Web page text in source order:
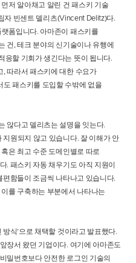
저 알아채고 알린 건 패스키 기술
자 빈센트 델리츠(Vincent Delitz)다.
폼입니다. 아마존이 패스키를
건, 테크 분야의 신기술이나 유행에
응할 기회가 생긴다는 뜻이 됩니다.
따라서 패스키에 대한 수요가
패스키를 도입할 수밖에 없을
않다고 델리츠는 설명을 잇는다.
원되지 않고 있습니다. 잘 이해가 안
은 최고 수준 도메인별로 따로
. 패스키 자동 채우기도 아직 지원이
함들이 조금씩 나타나고 있습니다.
를 구축하는 부분에서 나타나는
식’으로 채택할 것이라고 발표했다.
장서 왔던 기업이다. 여기에 아마존도
밀번호보다 안전한 로그인 기술의